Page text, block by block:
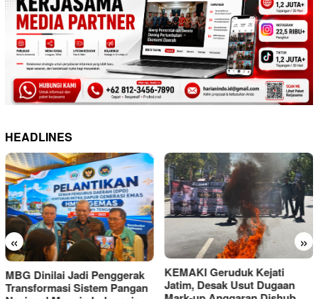
HEADLINES
« »
KEMAKI Geruduk Kejati
Jatim, Desak Usut Dugaan
PMII DIY Naik Kelas, Gus
Hilmy Dorong Penguatan